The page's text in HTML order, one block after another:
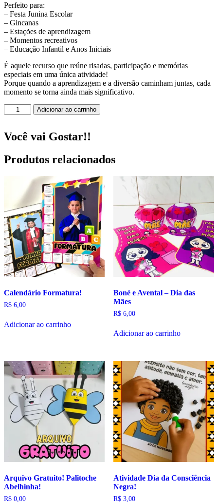
Perfeito para:
– Festa Junina Escolar
– Gincanas
– Estações de aprendizagem
– Momentos recreativos
– Educação Infantil e Anos Iniciais
É aquele recurso que reúne risadas, participação e memórias
especiais em uma única atividade!
Porque quando a aprendizagem e a diversão caminham juntas, cada
momento se torna ainda mais significativo.
Brincadeira
Rabo
Burro!
quantidade
Adicionar ao carrinho
Você vai Gostar!!
Produtos relacionados
Calendário Formatura!
R$ 6,00
Adicionar ao carrinho
Boné e Avental – Dia das
Mães
R$6,00
Adicionar ao carrinho
Arquivo Gratuito! Palitoche
Abelhinha!
R$ 0,00
Atividade Dia da Consciência
Negra!
R$3,00